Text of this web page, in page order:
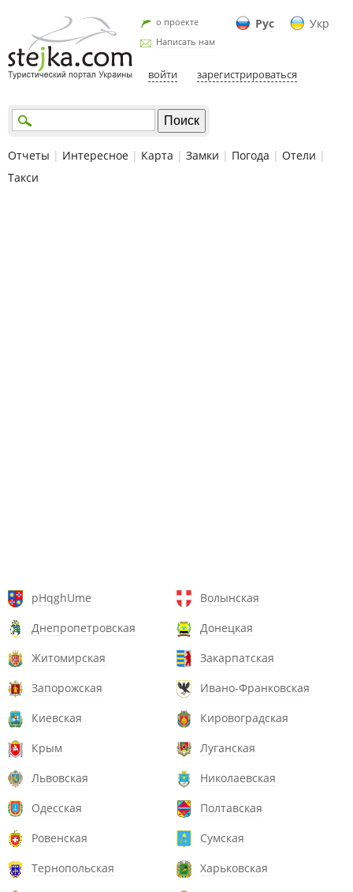
Рус Укр
о проекте
Написать нам
войти зарегистрироваться
Отчеты | Интересное | Карта | Замки | Погода | Отели |
Такси
pHqghUme
Волынская
Днепропетровская
Донецкая
Житомирская
Закарпатская
Запорожская
Ивано-Франковская
Киевская
Кировоградская
Крым
Луганская
Львовская
Николаевская
Одесская
Полтавская
Ровенская
Сумская
Тернопольская
Харьковская